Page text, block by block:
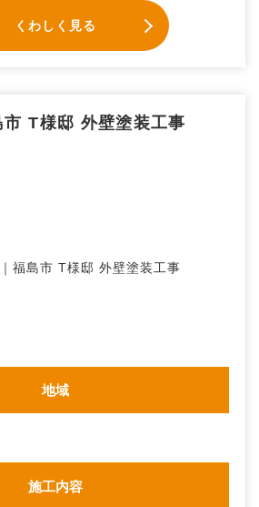
くわしく見る
T様邸 外壁塗装工事
地域
施工内容